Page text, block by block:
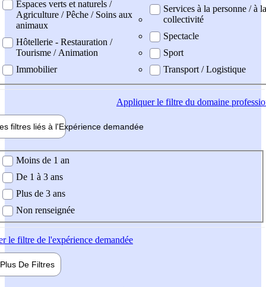
Espaces verts et naturels /
Agriculture / Pêche / Soins aux
animaux
Hôtellerie - Restauration /
Tourisme / Animation
Immobilier
Services à la personne / à la
collectivité
Spectacle
Sport
Transport / Logistique
Appliquerle filtre du domaine
filtres liés à l'Expérience demandée
demandée
Moins de 1 an
De 1 à 3 ans
Plus de 3 ans
Non renseignée
le filtre de l'expérience demandée
Plus De Filtres